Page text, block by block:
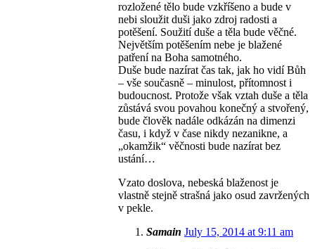
rozložené tělo bude vzkříšeno a bude v
nebi sloužit duši jako zdroj radosti a
potěšení. Soužití duše a těla bude věčné.
Největším potěšením nebe je blažené
patření na Boha samotného.
Duše bude nazírat čas tak, jak ho vidí Bůh
– vše současně – minulost, přítomnost i
budoucnost. Protože však vztah duše a těla
zůstává svou povahou konečný a stvořený,
bude člověk nadále odkázán na dimenzi
času, i když v čase nikdy nezanikne, a
„okamžik“ věčnosti bude nazírat bez
ustání…
Vzato doslova, nebeská blaženost je
vlastně stejně strašná jako osud zavržených
v pekle.
Samain July 15, 2014 at 9:11 am